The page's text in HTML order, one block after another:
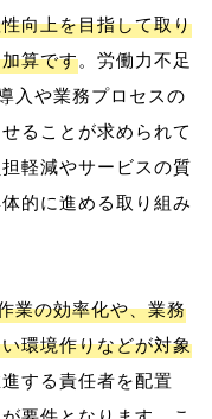
向上を目指して取り
算です。労働力不足
入や業務プロセスの
ることが求められて
軽減やサービスの質
的に進める取り組み
業の効率化や、業務
環境作りなどが対象
する責任者を配置